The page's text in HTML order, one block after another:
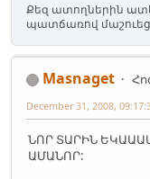
Քեզ ատողներին
պատճառով
Masnaget
December 31, 2008,
ՆՈՐ ՏԱՐԻՆ
ԱՄԱՆՈՐ: